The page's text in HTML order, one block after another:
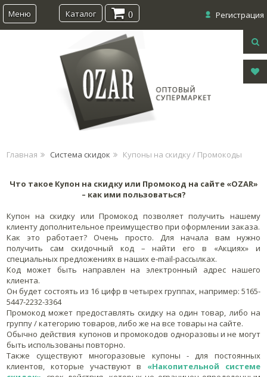
Меню Регистрация
Каталог 0
Главная Система скидок Купоны на скидку / Промокоды
Что такое Купон на скидку или Промокод на сайте «OZAR»
– как ими пользоваться?
Купон на скидку или Промокод позволяет получить нашему
клиенту дополнительное преимущество при оформлении заказа.
Как это работает? Очень просто. Для начала вам нужно
получить сам скидочный код – найти его в «Акциях» и
специальных предложениях в наших e-mail-рассылках.
Код может быть направлен на электронный адрес нашего
клиента.
Он будет состоять из 16 цифр в четырех группах, например: 5165-
5447-2232-3364
Промокод может предоставлять скидку на один товар, либо на
группу / категорию товаров, либо же на все товары на сайте.
Обычно действия купонов и промокодов одноразовы и не могут
быть использованы повторно.
Также существуют многоразовые купоны - для постоянных
клиентов, которые участвуют в «Накопительной системе